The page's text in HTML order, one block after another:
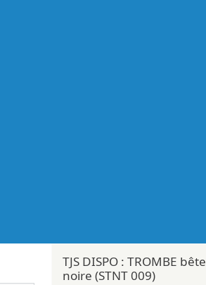
TJS DISPO : TROMBE bête
noire (STNT 009)